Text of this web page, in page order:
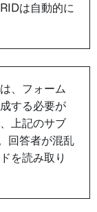
は自動的に
、フォーム
する必要が
上記のサブ
回答者が混乱
を読み取り